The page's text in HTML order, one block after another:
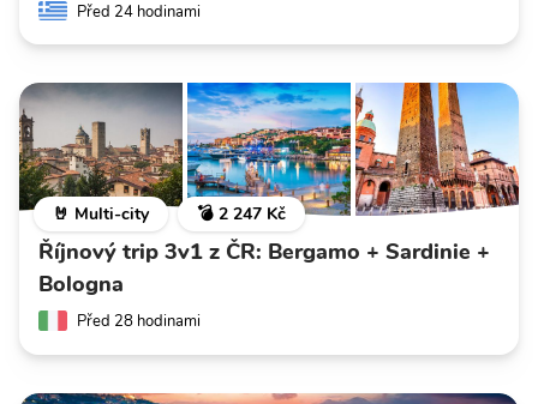
Před 24 hodinami
🤘 Multi-city 💣 2 247 Kč
Říjnový trip 3v1 z ČR: Bergamo + Sardinie +
Bologna
Před 28 hodinami